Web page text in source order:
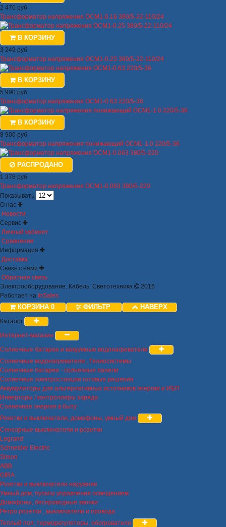
2 470 руб
Трансформатор напряжения ОСМ1-0.16 380/5-22-110/24
В КОРЗИНУ
3 249 руб
Трансформатор напряжения ОСМ1-0.25 380/5-22-110/24
В КОРЗИНУ
5 990 руб
Трансформатор напряжения ОСМ1-0.63 220/5-36
В КОРЗИНУ
8 900 руб
Трансформатор напряжения понижающий ОСМ1-1.0 220/5-36
РАСПРОДАНО
1 378 руб
Трансформатор напряжения ОСМ1-0.063 380/5-220
Показывать
О нас
Новости
Сервис
Личный кабинет
Сравнение
Информация
Доставка
Связь с нами
Обратная связь
Электрооборудование. Кабель. Светотехника
2016
Работает на InSales
КОРЗИНА 0 ФИЛЬТР НАВЕРХ
Каталог
Интернет-магазин
Солнечные батареи и вакуумные водонагреватели
Солнечные водонагреватели , Гелиосистемы
Солнечные батареи - солнечные панели
Солнечные электростанции готовые решения
Аккумуляторы для альтернативных источников энергии и ИБП
Инверторы / контроллеры заряда
Солнечная энергия в быту
Розетки и выключатели, домофоны, умный дом
Сенсорные выключатели и розетки
Legrand
Schneider Electric
Simon
ABB
GIRA
Розетки и выключатели наружние
Умный дом, пульты управления освещением
Домофоны, беспроводные звонки
Ретро розетки , выключатели и провода
Теплый пол, терморегуляторы, обогреватели